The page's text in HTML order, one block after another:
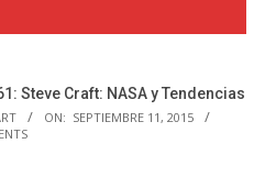
Steve Craft: NASA y Tendencias
ON: SEPTIEMBRE 11, 2015